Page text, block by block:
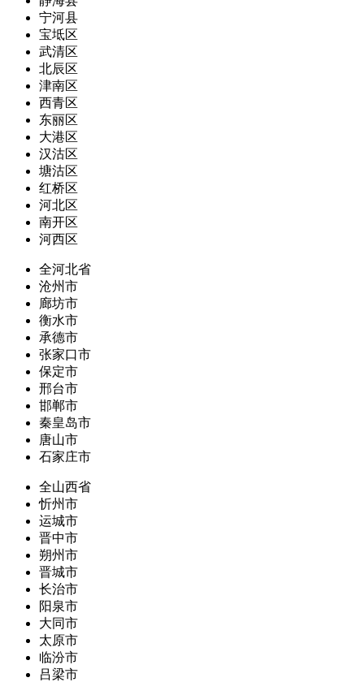
宁河县
宝坻区
武清区
北辰区
津南区
西青区
东丽区
大港区
汉沽区
塘沽区
红桥区
河北区
南开区
河西区
全河北省
沧州市
廊坊市
衡水市
承德市
张家口市
保定市
邢台市
邯郸市
秦皇岛市
唐山市
石家庄市
全山西省
忻州市
运城市
晋中市
朔州市
晋城市
长治市
阳泉市
大同市
太原市
临汾市
吕梁市